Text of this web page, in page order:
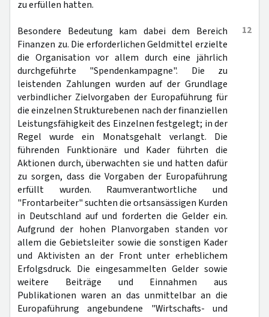
zu erfüllen hatten.
12
Besondere Bedeutung kam dabei dem Bereich
Finanzen zu. Die erforderlichen Geldmittel erzielte
die Organisation vor allem durch eine jährlich
durchgeführte "Spendenkampagne". Die zu
leistenden Zahlungen wurden auf der Grundlage
verbindlicher Zielvorgaben der Europaführung für
die einzelnen Strukturebenen nach der finanziellen
Leistungsfähigkeit des Einzelnen festgelegt; in der
Regel wurde ein Monatsgehalt verlangt. Die
führenden Funktionäre und Kader führten die
Aktionen durch, überwachten sie und hatten dafür
zu sorgen, dass die Vorgaben der Europaführung
erfüllt wurden. Raumverantwortliche und
"Frontarbeiter" suchten die ortsansässigen Kurden
in Deutschland auf und forderten die Gelder ein.
Aufgrund der hohen Planvorgaben standen vor
allem die Gebietsleiter sowie die sonstigen Kader
und Aktivisten an der Front unter erheblichem
Erfolgsdruck. Die eingesammelten Gelder sowie
weitere Beiträge und Einnahmen aus
Publikationen waren an das unmittelbar an die
Europaführung angebundene "Wirtschafts- und